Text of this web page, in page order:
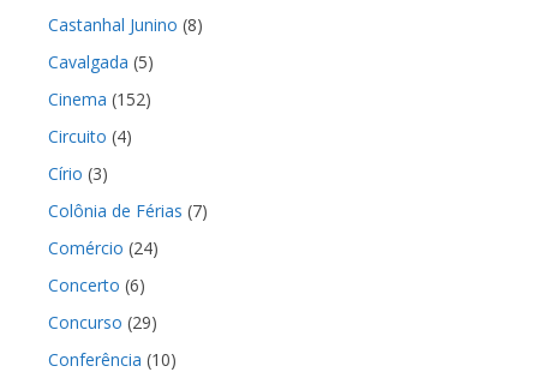
Castanhal Junino (8)
Cavalgada (5)
Cinema (152)
Circuito (4)
Círio (3)
Colônia de Férias (7)
Comércio (24)
Concerto (6)
Concurso (29)
Conferência (10)